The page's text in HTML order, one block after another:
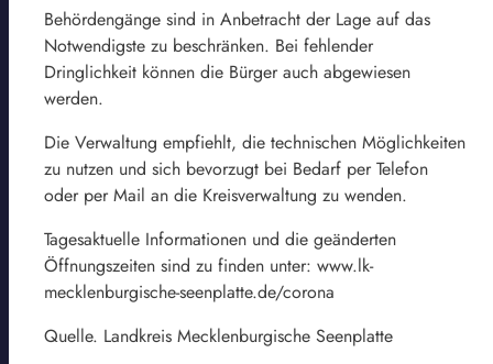
Behördengänge sind in Anbetracht der Lage auf das
Notwendigste zu beschränken. Bei fehlender
Dringlichkeit können die Bürger auch abgewiesen
werden.
Die Verwaltung empfiehlt, die technischen Möglichkeiten
zu nutzen und sich bevorzugt bei Bedarf per Telefon
oder per Mail an die Kreisverwaltung zu wenden.
Tagesaktuelle Informationen und die geänderten
Öffnungszeiten sind zu finden unter: www.lk-
mecklenburgische-seenplatte.de/corona
Quelle. Landkreis Mecklenburgische Seenplatte